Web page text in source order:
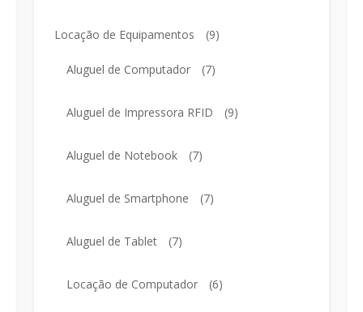
Locação de Equipamentos (9)
Aluguel de Computador (7)
Aluguel de Impressora RFID (9)
Aluguel de Notebook (7)
Aluguel de Smartphone (7)
Aluguel de Tablet (7)
Locação de Computador (6)